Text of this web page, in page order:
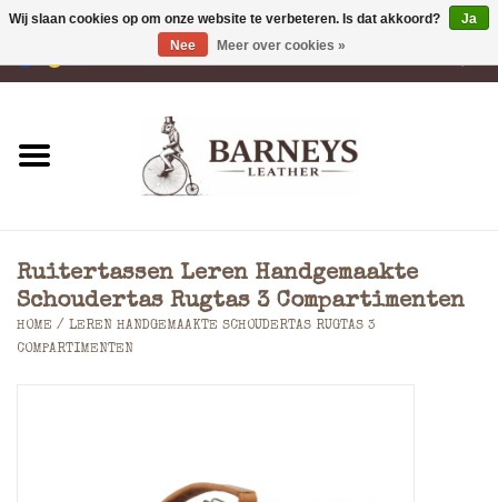
Portemonnees
Rugzakken
Schoudertassen
Ruitertassen Leren Handgemaakte
Schoudertas Rugtas 3 Compartimenten
HOME / LEREN HANDGEMAAKTE SCHOUDERTAS RUGTAS 3
COMPARTIMENTEN
Wij slaan cookies op om onze website te verbeteren. Is dat akkoord?
Ja
Nee
Meer over cookies »